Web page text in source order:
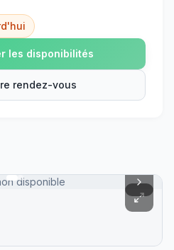
les disponibilités
rendez-vous
disponible